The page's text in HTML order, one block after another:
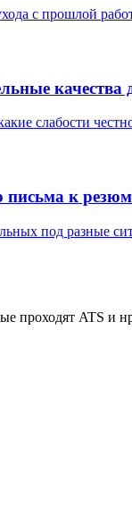
с прошлой
качества
слабости
письма к
под разные
проходят ATS и